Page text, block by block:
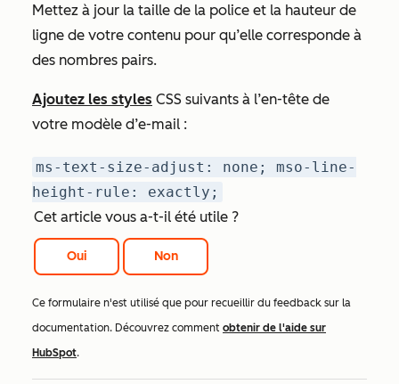
Mettez à jour la taille de la police et la hauteur de
ligne de votre contenu pour qu’elle corresponde à
des nombres pairs.
Ajoutez les styles CSS suivants à l’en-tête de
votre modèle d’e-mail :
ms-text-size-adjust: none; mso-line-
height-rule: exactly;
Cet article vous a-t-il été utile ?
Oui Non
Ce formulaire n'est utilisé que pour recueillir du feedback sur la
documentation. Découvrez comment obtenir de l'aide sur
HubSpot.